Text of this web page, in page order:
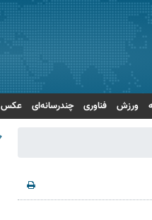
ورزش فناوری چندرسانه‌ای عکس